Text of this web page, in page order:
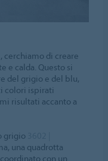
cerchiamo di creare
e calda. Questo si
del grigio e del blu,
colori ispirati
risultati accanto a
grigio
una quadrotta
con un